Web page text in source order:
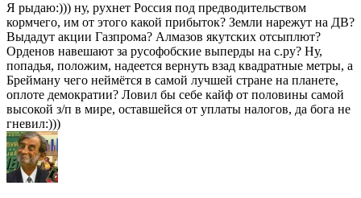
Я рыдаю:))) ну, рухнет Россия под предводительством
кормчего, им от этого какой прибыток? Земли нарежут на ДВ?
Выдадут акции Газпрома? Алмазов якутских отсыплют?
Орденов навешают за русофобские выперды на с.ру? Ну,
попадья, положим, надеется вернуть взад квадратные метры, а
Брейману чего неймётся в самой лучшей стране на планете,
оплоте демократии? Ловил бы себе кайф от половины самой
высокой з/п в мире, оставшейся от уплаты налогов, да бога не
гневил:)))